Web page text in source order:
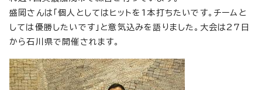
盛岡さんは「個人としてはヒットを1本打ちたいです。チームと
しては優勝したいです」と意気込みを語りました。大会は27日
から石川県で開催されます。